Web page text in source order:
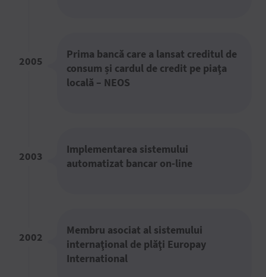
Prima bancă care a lansat creditul de
consum și cardul de credit pe piaţa
locală – NEOS
2005
Implementarea sistemului
automatizat bancar on-line
2003
Membru asociat al sistemului
internaţional de plăţi Europay
International
2002